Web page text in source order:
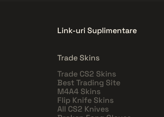
Link-uri Suplimentare
Trade Skins
Trade CS2 Skins
Best Trading Site
M4A4 Skins
Flip Knife Skins
All CS2 Knives